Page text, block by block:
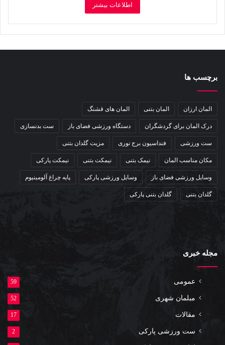
اطلاعات بیشتر
برچسب ها
المان ارزان المان بتنی المان های قشنگ
درک المان برای گردشگران دستگاه ورزشی فضای باز ست بدنسازی
ست ورزشی فنداسیون برج نوری مزیت گلدان بتنی
مکان مناسب المان نیمک بتنی نیمکت بتنی نیمکت پارکی
وسایل ورزشی فضای باز وسایل ورزشی پارکی پایه چراغ آلومینیوم
گلدان بتنی گلدان بتنی پارکی
مجله خبری
عمومی 59
مبلمان شهری 52
مقالات 17
ست ورزشی پارکی 2